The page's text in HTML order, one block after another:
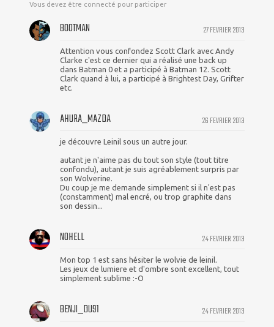
Vous devez être connecté pour participer
27 FEVRIER 2013
BOOTMAN
Attention vous confondez Scott Clark avec Andy
Clarke c'est ce dernier qui a réalisé une back up
dans Batman 0 et a participé à Batman 12. Scott
Clark quand à lui, a participé à Brightest Day, Grifter
etc.
26 FEVRIER 2013
AHURA_MAZDA
je découvre Leinil sous un autre jour.
autant je n'aime pas du tout son style (tout titre
confondu), autant je suis agréablement surpris par
son Wolverine.
Du coup je me demande simplement si il n'est pas
(constamment) mal encré, ou trop graphite dans
son dessin...
24 FEVRIER 2013
NOHELL
Mon top 1 est sans hésiter le wolvie de leinil.
Les jeux de lumiere et d'ombre sont excellent, tout
simplement sublime :-O
24 FEVRIER 2013
BENJI_DU91